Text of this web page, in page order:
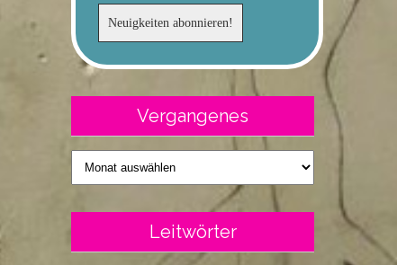
Vergangenes
Vergangenes
Leitwörter